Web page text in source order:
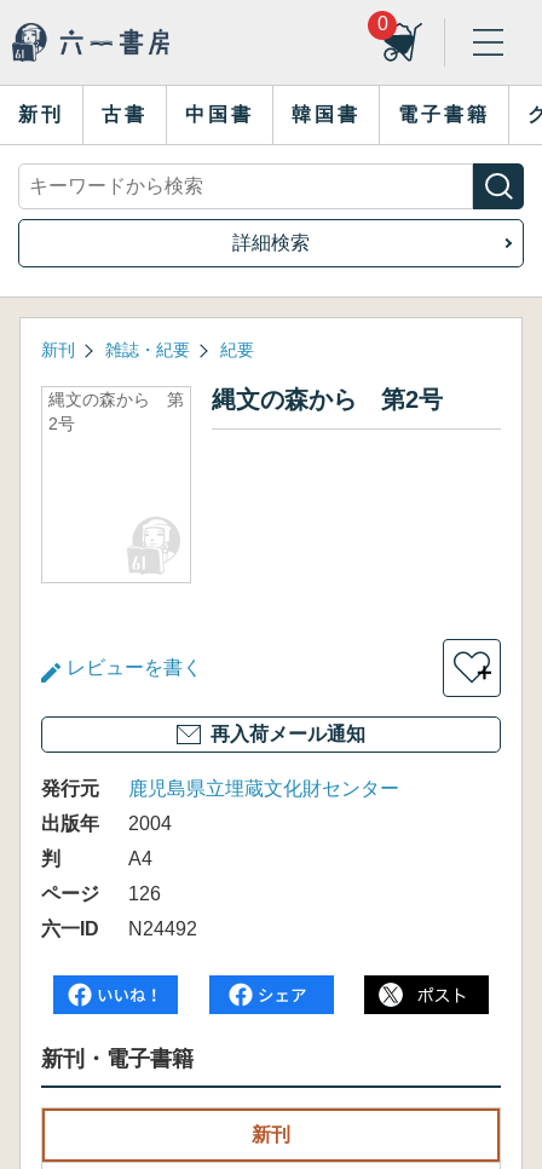
0
新刊 古書 中国書 韓国書 電子書籍
詳細検索
新刊 雑誌・紀要 紀要
縄文の森から 第
2号
縄文の森から 第2号
レビューを書く ＋
再入荷メール通知
発行元
鹿児島県立埋蔵文化財センター
出版年
2004
判
A4
ページ
126
六一ID
N24492
新刊・電子書籍
新刊